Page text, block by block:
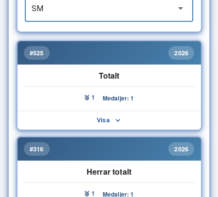
#525 2026
Totalt
🥈 1 Medaljer: 1
Visa
#316 2026
Herrar totalt
🥈 1 Medaljer: 1